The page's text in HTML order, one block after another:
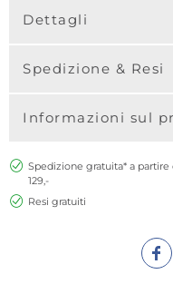
Dettagli
Spedizione & Resi
Informazioni sul
Spedizione gratuita* a partire
129,-
Resi gratuiti